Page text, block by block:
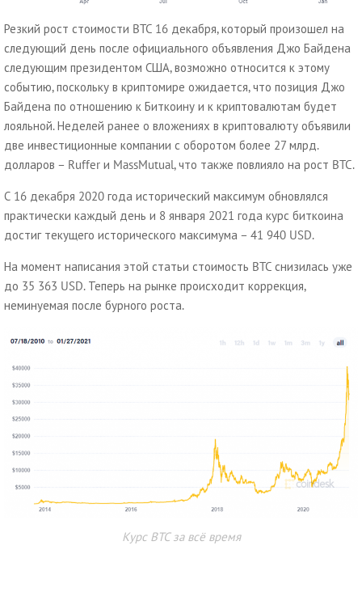
Резкий рост стоимости BTC 16 декабря, который произошел на
следующий день после официального объявления Джо Байдена
следующим президентом США, возможно относится к этому
событию, поскольку в криптомире ожидается, что позиция Джо
Байдена по отношению к Биткоину и к криптовалютам будет
лояльной. Неделей ранее о вложениях в криптовалюту объявили
две инвестиционные компании с оборотом более 27 млрд.
долларов – Ruffer и MassMutual, что также повлияло на рост BTC.
С 16 декабря 2020 года исторический максимум обновлялся
практически каждый день и 8 января 2021 года курс биткоина
достиг текущего исторического максимума – 41 940 USD.
На момент написания этой статьи стоимость BTC снизилась уже
до 35 363 USD. Теперь на рынке происходит коррекция,
неминуемая после бурного роста.
Курс BTC за всё время